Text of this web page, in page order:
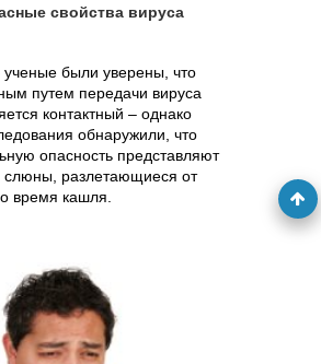
свойства вируса
ученые были уверены, что
путем передачи вируса
контактный – однако
обнаружили, что
опасность представляют
слюны, разлетающиеся от
время кашля.